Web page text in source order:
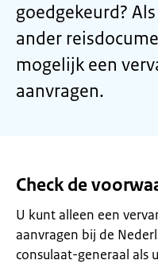
goedgekeurd?
ander
mogelijk een
aanvragen.
Check de
U kunt alleen een
aanvragen bij de
consulaat-generaal als